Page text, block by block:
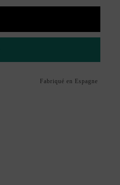
Fabriqué en Espagne